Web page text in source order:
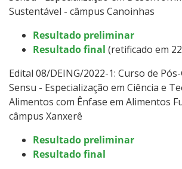
Sustentável - câmpus Canoinhas
Resultado preliminar
Resultado final (retificado em
Edital 08/DEING/2022-1: Curso de
Sensu - Especialização em Ciência e
Alimentos com Ênfase em Alimentos
câmpus Xanxerê
Resultado preliminar
Resultado final